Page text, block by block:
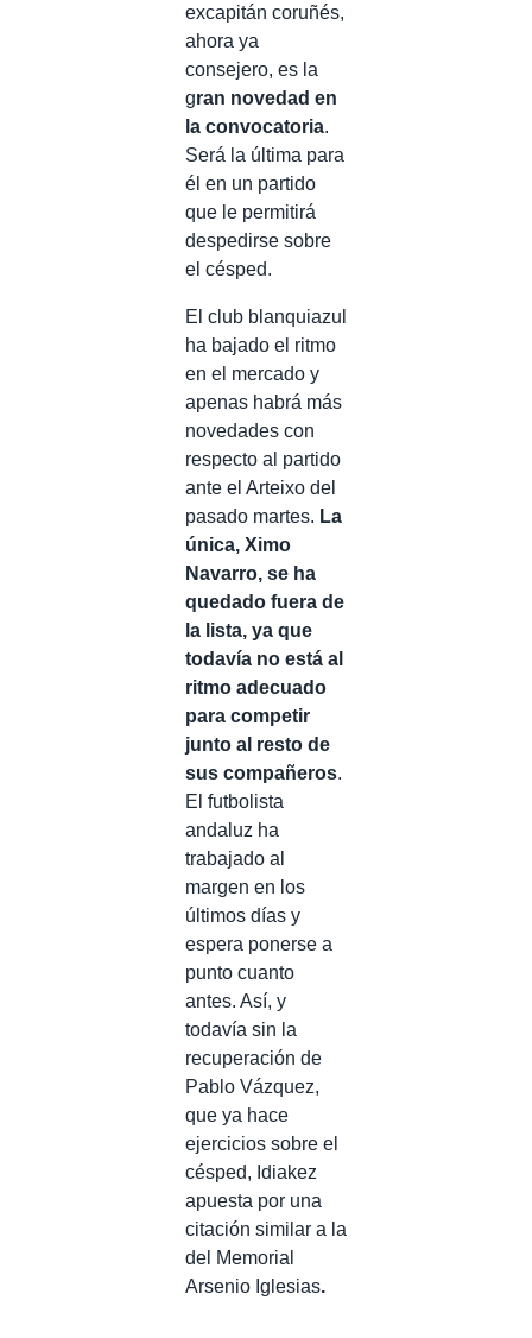
excapitán coruñés,
ahora ya
consejero, es la
gran novedad en
la convocatoria.
Será la última para
él en un partido
que le permitirá
despedirse sobre
el césped.
El club blanquiazul
ha bajado el ritmo
en el mercado y
apenas habrá más
novedades con
respecto al partido
ante el Arteixo del
pasado martes. La
única, Ximo
Navarro, se ha
quedado fuera de
la lista, ya que
todavía no está al
ritmo adecuado
para competir
junto al resto de
sus compañeros.
El futbolista
andaluz ha
trabajado al
margen en los
últimos días y
espera ponerse a
punto cuanto
antes. Así, y
todavía sin la
recuperación de
Pablo Vázquez,
que ya hace
ejercicios sobre el
césped, Idiakez
apuesta por una
citación similar a la
del Memorial
Arsenio Iglesias.